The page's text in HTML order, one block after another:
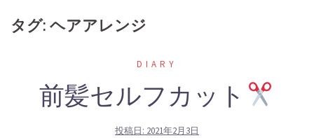
タグ: ヘアアレンジ
DIARY
前髪セルフカット
投稿日: 2021年2月3日